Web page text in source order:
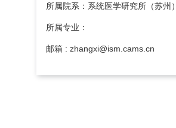
所属院系：系统医学研究所（苏州）
所属专业：
邮箱 : zhangxi@ism.cams.cn